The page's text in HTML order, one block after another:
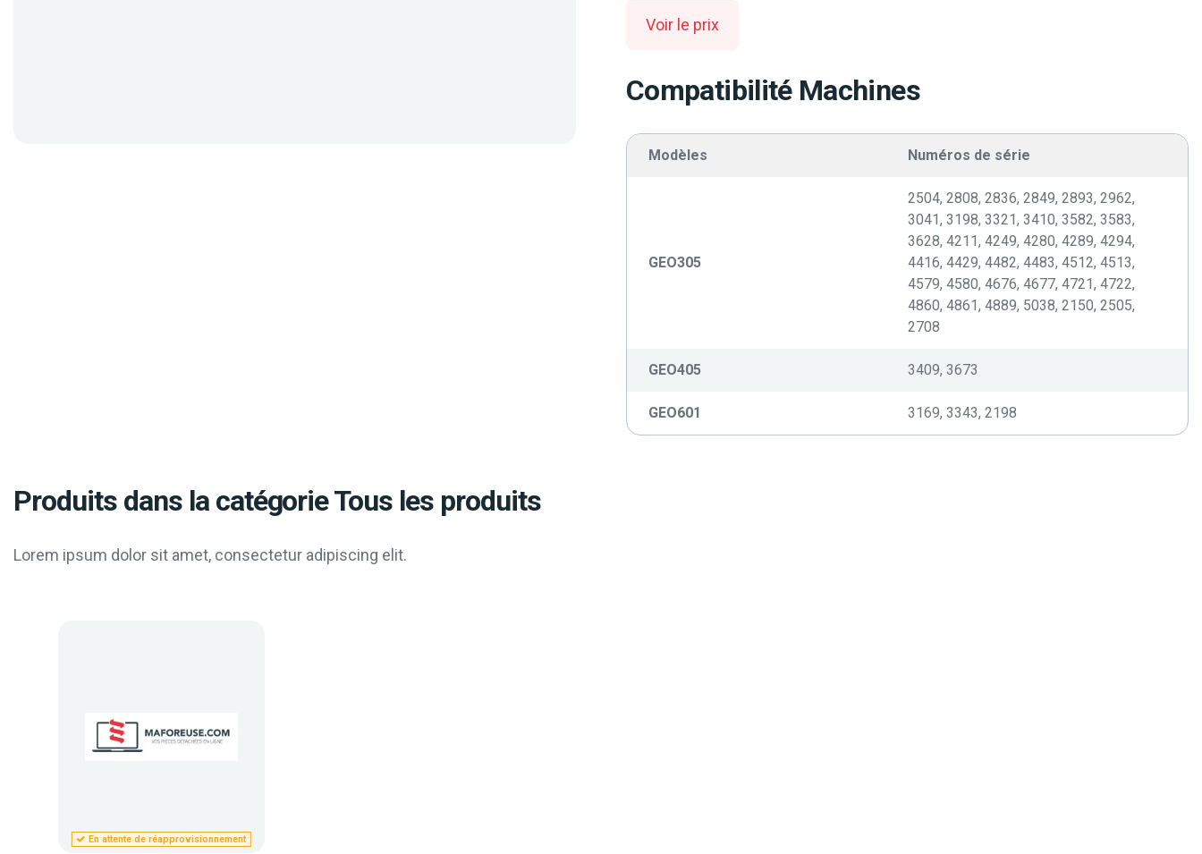
Voir le prix
Compatibilité Machines
Modèles Numéros de série
GEO305
2504, 2808, 2836, 2849, 2893, 2962,
3041, 3198, 3321, 3410, 3582, 3583,
3628, 4211, 4249, 4280, 4289, 4294,
4416, 4429, 4482, 4483, 4512, 4513,
4579, 4580, 4676, 4677, 4721, 4722,
4860, 4861, 4889, 5038, 2150, 2505,
2708
GEO405 3409, 3673
GEO601 3169, 3343, 2198
Produits dans la catégorie Tous les produits
Lorem ipsum dolor sit amet, consectetur adipiscing elit.
En attente de réapprovisionnement